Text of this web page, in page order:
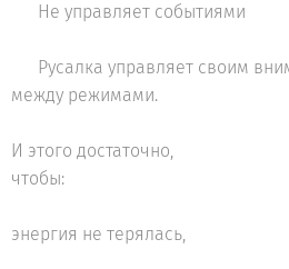
❌ Не управляет событиями
✅ Русалка управляет своим
между режимами.
И этого достаточно,
чтобы:
энергия не терялась,